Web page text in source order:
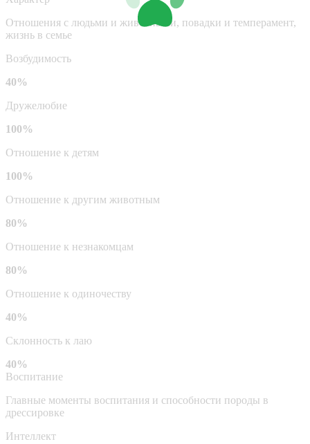
Отношения с людьми и животными, повадки и темперамент,
жизнь в семье
Возбудимость
40%
Дружелюбие
100%
Отношение к детям
100%
Отношение к другим животным
80%
Отношение к незнакомцам
80%
Отношение к одиночеству
40%
Склонность к лаю
40%
Воспитание
Главные моменты воспитания и способности породы в
дрессировке
Интеллект